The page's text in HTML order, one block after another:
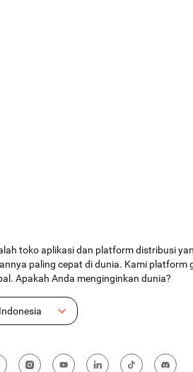
toko aplikasi dan platform distribusi
paling cepat di dunia. Kami platform
Apakah Anda menginginkan dunia?